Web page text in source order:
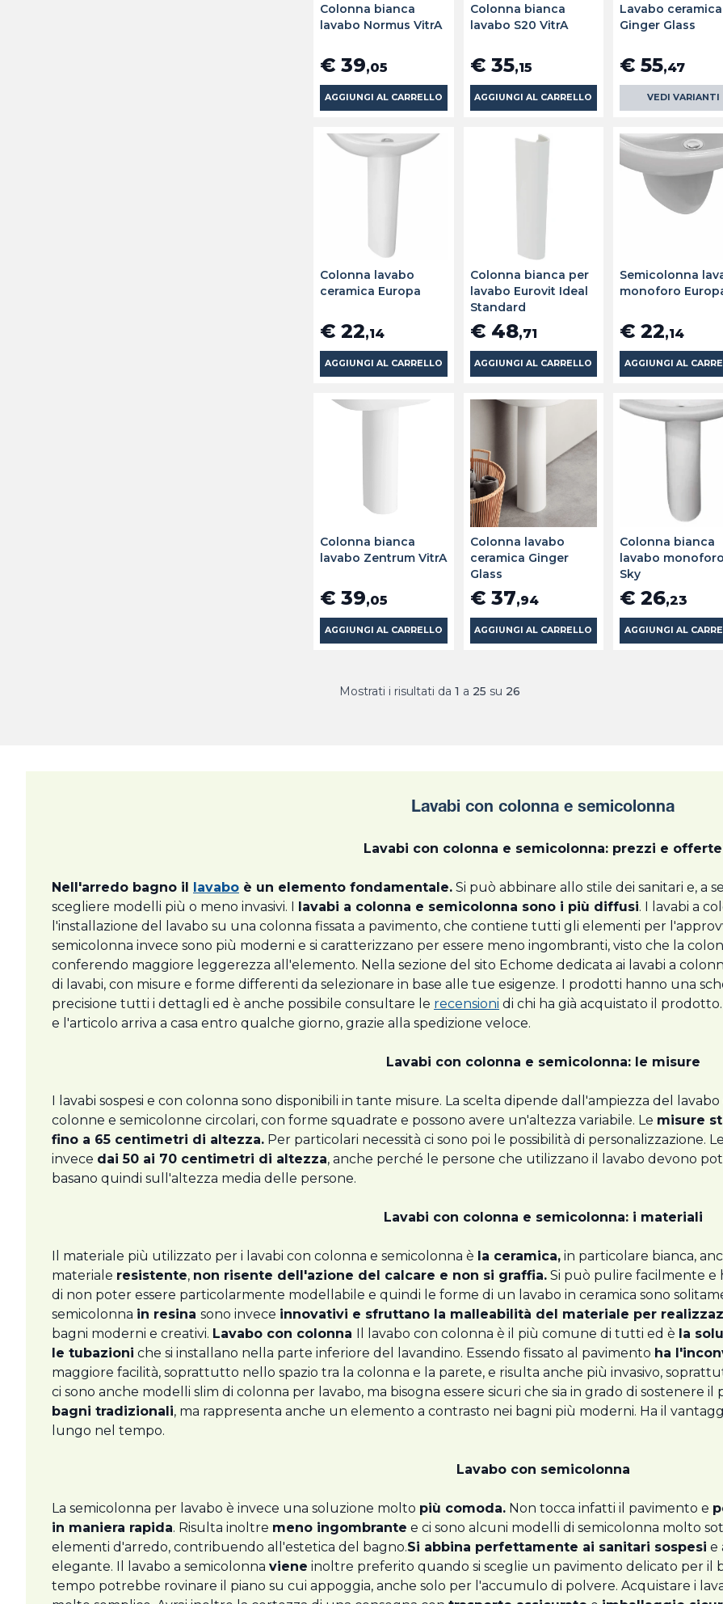
Colonna bianca
lavabo Normus VitrA
€ 39,05
AGGIUNGI AL CARRELLO
Colonna bianca
lavabo S20 VitrA
€ 35,15
AGGIUNGI AL CARRELLO
Lavabo ceramica
Ginger Glass
€ 55,47
VEDI VARIANTI
Colonna lavabo
ceramica Europa
€ 22,14
AGGIUNGI AL CARRELLO
Colonna bianca per
lavabo Eurovit Ideal
Standard
€ 48,71
AGGIUNGI AL CARRELLO
Semicolonna
monoforo
€ 22,14
AGGIUNGI AL
Colonna bianca
lavabo Zentrum VitrA
€ 39,05
AGGIUNGI AL CARRELLO
Colonna lavabo
ceramica Ginger
Glass
€ 37,94
AGGIUNGI AL CARRELLO
Colonna bianca
lavabo monoforo
Sky
€ 26,23
AGGIUNGI AL
Mostrati i risultati da 1 a 25 su 26
Lavabi con colonna e semicolonna
Lavabi con colonna e semicolonna: prezzi e offerte
Nell'arredo bagno il lavabo è un elemento fondamentale. Si può abbinare allo stile dei sanitari e, a
scegliere modelli più o meno invasivi. I lavabi a colonna e semicolonna sono i più diffusi. I lavabi a
l'installazione del lavabo su una colonna fissata a pavimento, che contiene tutti gli elementi per
semicolonna invece sono più moderni e si caratterizzano per essere meno ingombranti, visto che la
conferendo maggiore leggerezza all'elemento. Nella sezione del sito Echome dedicata ai lavabi a
di lavabi, con misure e forme differenti da selezionare in base alle tue esigenze. I prodotti hanno una
precisione tutti i dettagli ed è anche possibile consultare le recensioni di chi ha già acquistato il
e l'articolo arriva a casa entro qualche giorno, grazie alla spedizione veloce.
Lavabi con colonna e semicolonna: le misure
I lavabi sospesi e con colonna sono disponibili in tante misure. La scelta dipende dall'ampiezza del
colonne e semicolonne circolari, con forme squadrate e possono avere un'altezza variabile. Le misure
fino a 65 centimetri di altezza. Per particolari necessità ci sono poi le possibilità di personalizzazione. Le
invece dai 50 ai 70 centimetri di altezza, anche perché le persone che utilizzano il lavabo devono
basano quindi sull'altezza media delle persone.
Lavabi con colonna e semicolonna: i materiali
Il materiale più utilizzato per i lavabi con colonna e semicolonna è la ceramica, in particolare bianca,
materiale resistente, non risente dell'azione del calcare e non si graffia. Si può pulire facilmente e
di non poter essere particolarmente modellabile e quindi le forme di un lavabo in ceramica sono
semicolonna in resina sono invece innovativi e sfruttano la malleabilità del materiale per
bagni moderni e creativi. Lavabo con colonna Il lavabo con colonna è il più comune di tutti ed è la
le tubazioni che si installano nella parte inferiore del lavandino. Essendo fissato al pavimento ha
maggiore facilità, soprattutto nello spazio tra la colonna e la parete, e risulta anche più invasivo,
ci sono anche modelli slim di colonna per lavabo, ma bisogna essere sicuri che sia in grado di sostenere il
bagni tradizionali, ma rappresenta anche un elemento a contrasto nei bagni più moderni. Ha il
lungo nel tempo.
Lavabo con semicolonna
La semicolonna per lavabo è invece una soluzione molto più comoda. Non tocca infatti il pavimento e
in maniera rapida. Risulta inoltre meno ingombrante e ci sono alcuni modelli di semicolonna molto
elementi d'arredo, contribuendo all'estetica del bagno.Si abbina perfettamente ai sanitari sospesi e
elegante. Il lavabo a semicolonna viene inoltre preferito quando si sceglie un pavimento delicato per il
tempo potrebbe rovinare il piano su cui appoggia, anche solo per l'accumulo di polvere. Acquistare i